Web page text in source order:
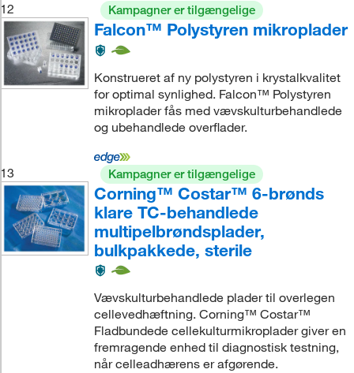
12 Kampagner er tilgængelige
Falcon™ Polystyren mikroplader
Konstrueret af ny polystyren i krystalkvalitet
for optimal synlighed. Falcon™ Polystyren
mikroplader fås med vævskulturbehandlede
og ubehandlede overflader.
13 Kampagner er tilgængelige
Corning™ Costar™ 6-brønds
klare TC-behandlede
multipelbrøndsplader,
bulkpakkede, sterile
Vævskulturbehandlede plader til overlegen
cellevedhæftning. Corning™ Costar™
Fladbundede cellekulturmikroplader giver en
fremragende enhed til diagnostisk testning,
når celleadhærens er afgørende.